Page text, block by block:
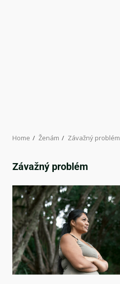
Home Ženám Závažný problém
Závažný problém